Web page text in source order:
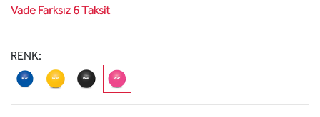
Vade Farksız 6 Taksit
RENK: